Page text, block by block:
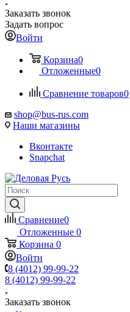
Заказать звонок
Задать вопрос
Войти
Корзина0
Отложенные0
Сравнение товаров0
shop@bus-rus.com
Наши магазины
Вконтакте
Snapchat
Сравнение0
Отложенные 0
Корзина 0
Войти
8 (4012) 99-99-22
8 (4012) 99-99-22
Заказать звонок